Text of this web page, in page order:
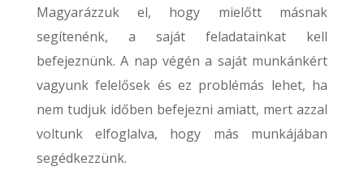
Magyarázzuk el, hogy mielőtt másnak
segítenénk, a saját feladatainkat kell
befejeznünk. A nap végén a saját munkánkért
vagyunk felelősek és ez problémás lehet, ha
nem tudjuk időben befejezni amiatt, mert azzal
voltunk elfoglalva, hogy más munkájában
segédkezzünk.